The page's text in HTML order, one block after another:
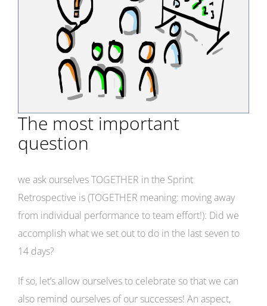
The most important
question
we ask ourselves TOGETHER in the Sprint
Retrospective is (TOGETHER meaning: moving away
from individual performance to team effort!): Did we
accomplish what we set out to do in the last seven to
14 days?
If so, let’s allow ourselves to celebrate so that we can
also remind ourselves of our successes! An aspect,